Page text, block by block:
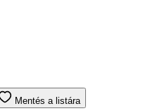
Mentés a listára